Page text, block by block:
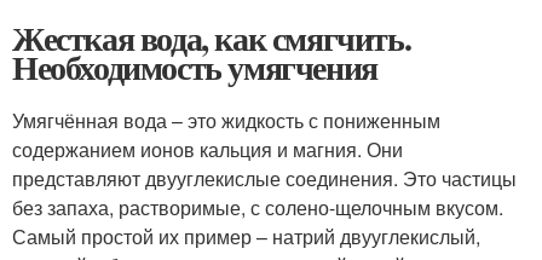
Жесткая вода, как смягчить.
Необходимость умягчения
Умягчённая вода – это жидкость с пониженным
содержанием ионов кальция и магния. Они
представляют двууглекислые соединения. Это частицы
без запаха, растворимые, с солено-щелочным вкусом.
Самый простой их пример – натрий двууглекислый,